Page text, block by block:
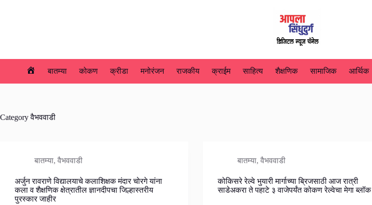
होम बातम्या कोकण क्रीडा मनोरंजन राजकीय क्राईम साहित्य शैक्षणिक सामाजिक आर्थिक
Categoryवैभववाडी
बातम्या, वैभववाडी
अर्जुन रावराणे विद्यालयाचे कलाशिक्षक मंदार चोरगे यांना
कला व शैक्षणिक क्षेत्रातील ज्ञानदीपचा जिल्हास्तरीय
पुरस्कार जाहीर
बातम्या,वैभववाडी
कोकिसरे रेल्वे भुयारी मार्गाच्या ब्रिजसाठी आज रात्री
साडेअकरा ते पहाटे ३ वाजेपर्यंत कोकण रेल्वेचा मेगा ब्लॉक